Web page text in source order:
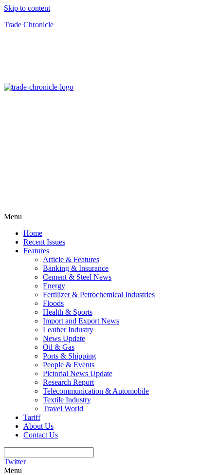
Skip to content
Trade Chronicle
Menu
Home
Recent Issues
Features
Article & Features
Banking & Insurance
Cement & Steel News
Energy
Fertilizer & Petrochemical Industries
Floods
Health & Sports
Import and Export News
Leather Industry
News Update
Oil & Gas
Ports & Shipping
People & Events
Pictorial News Update
Research Report
Telecommunication & Automobile
Textile Industry
Travel World
Tariff
About Us
Contact Us
Twitter
Menu